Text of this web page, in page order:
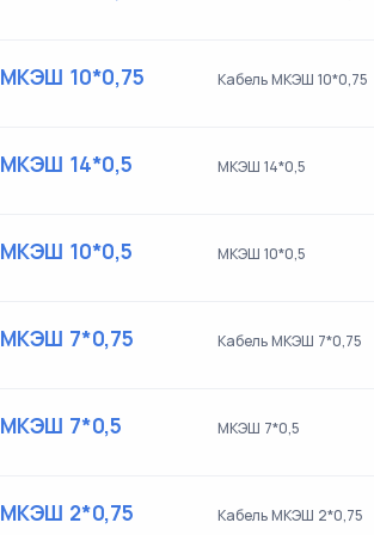
МКЭШ 10*0,75 Кабель МКЭШ 10*0,75
МКЭШ 14*0,5 МКЭШ 14*0,5
МКЭШ 10*0,5 МКЭШ 10*0,5
МКЭШ 7*0,75 Кабель МКЭШ 7*0,75
МКЭШ 7*0,5 МКЭШ 7*0,5
МКЭШ 2*0,75 Кабель МКЭШ 2*0,75